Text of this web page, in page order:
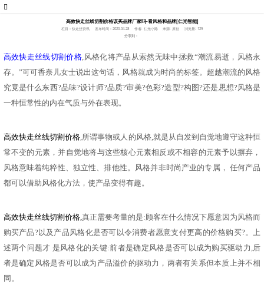
高效快走丝线切割价格该买品牌厂家吗-看风格和品牌[仁光智能]
栏目：快走丝资讯 发布时间：2020-04-28 作者: 仁光小陈 来源: 原创
浏览量: 129
分享到：
高效快走丝线切割价格,风格化将产品从索然无味中拯救“潮流易逝，风格永
存。”可可香奈儿女士说出这句话，风格就成为时尚的标签。超越潮流的风格
究竟是什么东西?品味?设计师?品质?审美?色彩?造型?构图?还是思想?风格是
一种恒常性的内在气质与外在表现。
高效快走丝线切割价格,所谓事物或人的风格,就是从自发到自觉地遵守这种恒
常不变的元素，并自觉地将与这些核心元素相反或不相容的元素予以摒弃，
风格意味着纯粹性、独立性、排他性。风格并非时尚产业的专属， 任何产品
都可以借助风格化方法，使产品变得有趣。
高效快走丝线切割价格,真正需要考量的是:顾客在什么情况下愿意因为风格而
购买产品?以及产品风格化是否可以令消费者愿意支付更高的价格购买?。上
述两个问题才 是风格化的关键:前者是确定风格是否可以成为购买驱动力,后
者是确定风格是否可以成为产品溢价的驱动力，两者有关系但本质上并不相
同。